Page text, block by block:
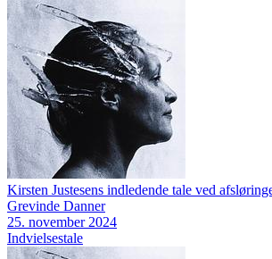
Kirsten Justesens indledende tale ved
Grevinde Danner
25. november 2024
Indvielsestale